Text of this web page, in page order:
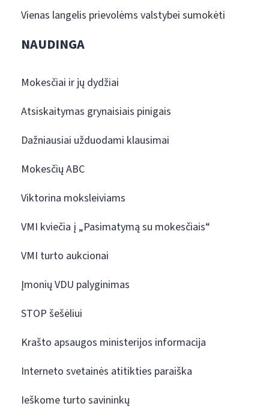
Vienas langelis prievolėms valstybei sumokėti
NAUDINGA
Mokesčiai ir jų dydžiai
Atsiskaitymas grynaisiais pinigais
Dažniausiai užduodami klausimai
Mokesčių ABC
Viktorina moksleiviams
VMI kviečia į „Pasimatymą su mokesčiais“
VMI turto aukcionai
Įmonių VDU palyginimas
STOP šešėliui
Krašto apsaugos ministerijos informacija
Interneto svetainės atitikties paraiška
Ieškome turto savininkų